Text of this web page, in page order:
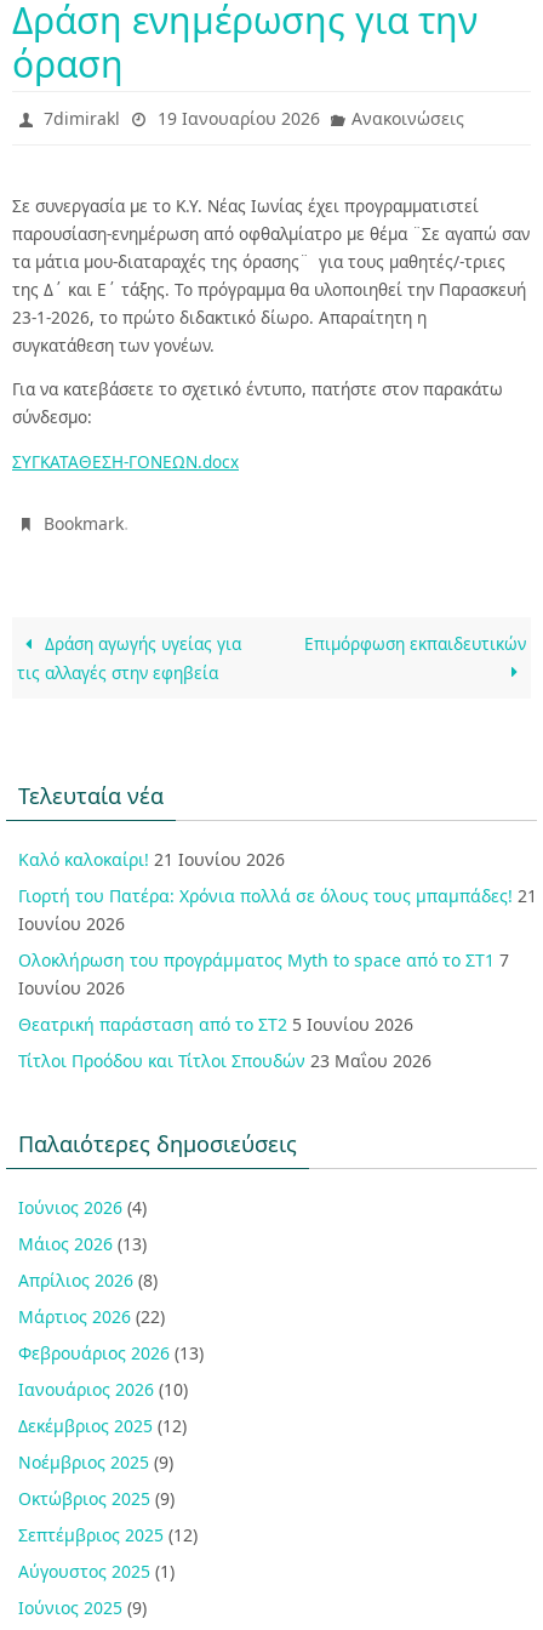
Δράση ενημέρωσης για την
όραση
7dimirakl 19 Ιανουαρίου 2026 Ανακοινώσεις
Σε συνεργασία με το Κ.Υ. Νέας Ιωνίας έχει προγραμματιστεί
παρουσίαση-ενημέρωση από οφθαλμίατρο με θέμα ¨Σε αγαπώ σαν
τα μάτια μου-διαταραχές της όρασης¨ για τους μαθητές/-τριες
της Δ΄ και Ε΄ τάξης. Το πρόγραμμα θα υλοποιηθεί την Παρασκευή
23-1-2026, το πρώτο διδακτικό δίωρο. Απαραίτητη η
συγκατάθεση των γονέων.
Για να κατεβάσετε το σχετικό έντυπο, πατήστε στον παρακάτω
σύνδεσμο:
ΣΥΓΚΑΤΑΘΕΣΗ-ΓΟΝΕΩΝ.docx
Bookmark.
Δράση αγωγής υγείας για
τις αλλαγές στην εφηβεία
Επιμόρφωση εκπαιδευτικών
Τελευταία νέα
Καλό καλοκαίρι! 21 Ιουνίου 2026
Γιορτή του Πατέρα: Χρόνια πολλά σε όλους τους μπαμπάδες! 21
Ιουνίου 2026
Ολοκλήρωση του προγράμματος Myth to space από το ΣΤ1 7
Ιουνίου 2026
Θεατρική παράσταση από το ΣΤ2 5 Ιουνίου 2026
Τίτλοι Προόδου και Τίτλοι Σπουδών 23 Μαΐου 2026
Παλαιότερες δημοσιεύσεις
Ιούνιος 2026 (4)
Μάιος 2026 (13)
Απρίλιος 2026 (8)
Μάρτιος 2026 (22)
Φεβρουάριος 2026 (13)
Ιανουάριος 2026 (10)
Δεκέμβριος 2025 (12)
Νοέμβριος 2025 (9)
Οκτώβριος 2025 (9)
Σεπτέμβριος 2025 (12)
Αύγουστος 2025 (1)
Ιούνιος 2025 (9)